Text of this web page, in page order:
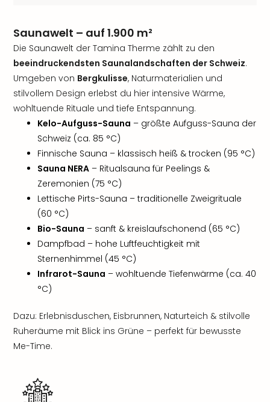
Saunawelt – auf 1.900 m²
Die Saunawelt der Tamina Therme zählt zu den
beeindruckendsten Saunalandschaften der Schweiz.
Umgeben von Bergkulisse, Naturmaterialien und
stilvollem Design erlebst du hier intensive Wärme,
wohltuende Rituale und tiefe Entspannung.
Kelo-Aufguss-Sauna – größte Aufguss-Sauna der
Schweiz (ca. 85 °C)
Finnische Sauna – klassisch heiß & trocken (95 °C)
Sauna NERA – Ritualsauna für Peelings &
Zeremonien (75 °C)
Lettische Pirts-Sauna – traditionelle Zweigrituale
(60 °C)
Bio-Sauna – sanft & kreislaufschonend (65 °C)
Dampfbad – hohe Luftfeuchtigkeit mit
Sternenhimmel (45 °C)
Infrarot-Sauna – wohltuende Tiefenwärme (ca. 40
°C)
Dazu: Erlebnisduschen, Eisbrunnen, Naturteich & stilvolle
Ruheräume mit Blick ins Grüne – perfekt für bewusste
Me-Time.